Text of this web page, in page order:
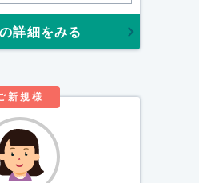
詳細をみる
新規様